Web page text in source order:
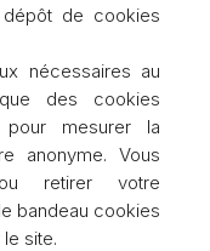
de cookies
nécessaires au
des cookies
pour mesurer la
anonyme. Vous
retirer votre
bandeau cookies
site.